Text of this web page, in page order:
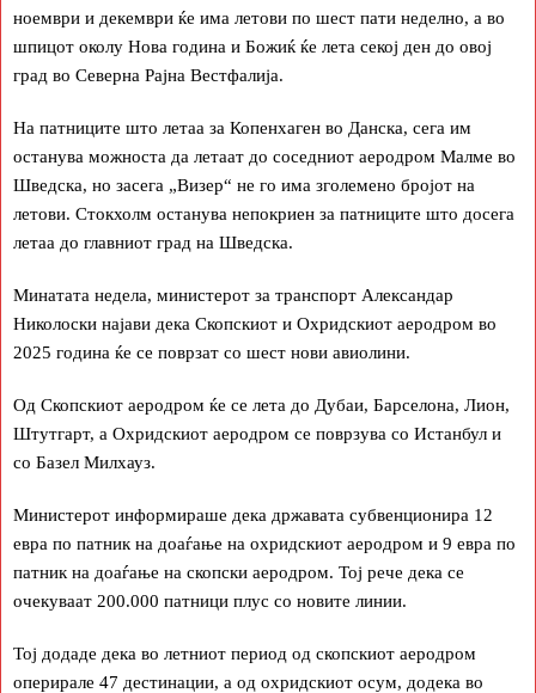
ноември и декември ќе има летови по шест пати неделно, а во
шпицот околу Нова година и Божиќ ќе лета секој ден до овој
град во Северна Рајна Вестфалија.
На патниците што летаа за Копенхаген во Данска, сега им
останува можноста да летаат до соседниот аеродром Малме во
Шведска, но засега „Визер“ не го има зголемено бројот на
летови. Стокхолм останува непокриен за патниците што досега
летаа до главниот град на Шведска.
Минатата недела, министерот за транспорт Александар
Николоски најави дека Скопскиот и Охридскиот аеродром во
2025 година ќе се поврзат со шест нови авиолини.
Од Скопскиот аеродром ќе се лета до Дубаи, Барселона, Лион,
Штутгарт, а Охридскиот аеродром се поврзува со Истанбул и
со Базел Милхауз.
Министерот информираше дека државата субвенционира 12
евра по патник на доаѓање на охридскиот аеродром и 9 евра по
патник на доаѓање на скопски аеродром. Тој рече дека се
очекуваат 200.000 патници плус со новите линии.
Тој додаде дека во летниот период од скопскиот аеродром
оперирале 47 дестинации, а од охридскиот осум, додека во